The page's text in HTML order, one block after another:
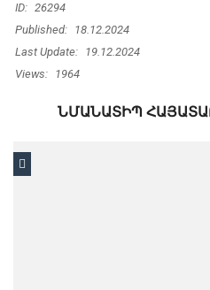
ID: 26294
Published: 18.12.2024
Last Update: 19.12.2024
Views: 1964
ՆՄԱՆԱՏԻՊ